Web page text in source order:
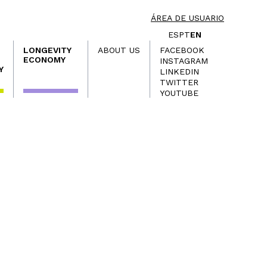
ÁREA DE USUARIO
ESPTEN
LONGEVITY
ECONOMY
ABOUT US
FACEBOOK
INSTAGRAM
LINKEDIN
TWITTER
YOUTUBE